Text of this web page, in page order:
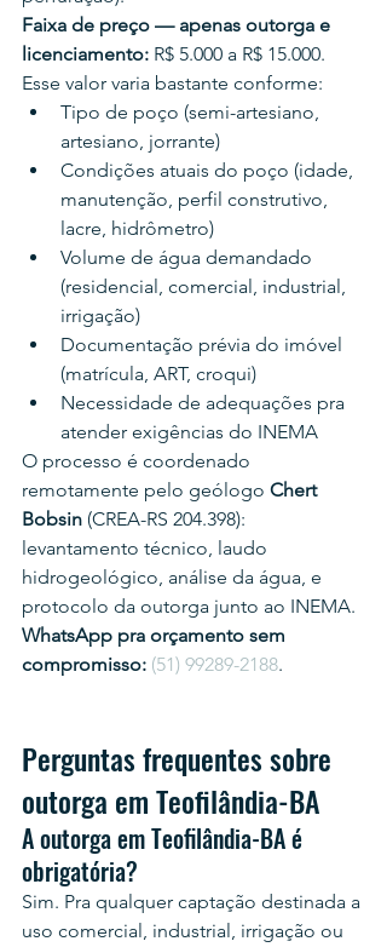
Faixa de preço — apenas outorga e
licenciamento: R$ 5.000 a R$ 15.000.
Esse valor varia bastante conforme:
Tipo de poço (semi-artesiano,
artesiano, jorrante)
Condições atuais do poço (idade,
manutenção, perfil construtivo,
lacre, hidrômetro)
Volume de água demandado
(residencial, comercial, industrial,
irrigação)
Documentação prévia do imóvel
(matrícula, ART, croqui)
Necessidade de adequações pra
atender exigências do INEMA
O processo é coordenado
remotamente pelo geólogo Chert
Bobsin (CREA-RS 204.398):
levantamento técnico, laudo
hidrogeológico, análise da água, e
protocolo da outorga junto ao INEMA.
WhatsApp pra orçamento sem
compromisso: (51) 99289-2188.
Perguntas frequentes sobre
outorga em Teofilândia-BA
A outorga em Teofilândia-BA é
obrigatória?
Sim. Pra qualquer captação destinada a
uso comercial, industrial, irrigação ou